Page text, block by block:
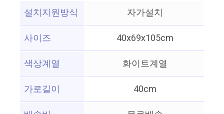
설치지원방식
자가설치
사이즈
40x69x105cm
색상계열
화이트계열
가로길이
40cm